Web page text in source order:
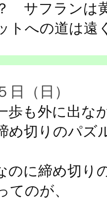
サフランは
トへの道は遠
日（日）
歩も外に出な
め切りのパズ
のに締め切り
てのが、